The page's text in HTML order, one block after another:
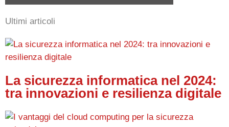
Ultimi articoli
La sicurezza informatica nel 2024:
tra innovazioni e resilienza digitale